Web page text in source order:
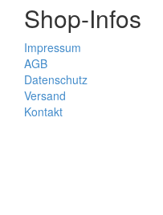
Shop-Infos
Impressum
AGB
Datenschutz
Versand
Kontakt